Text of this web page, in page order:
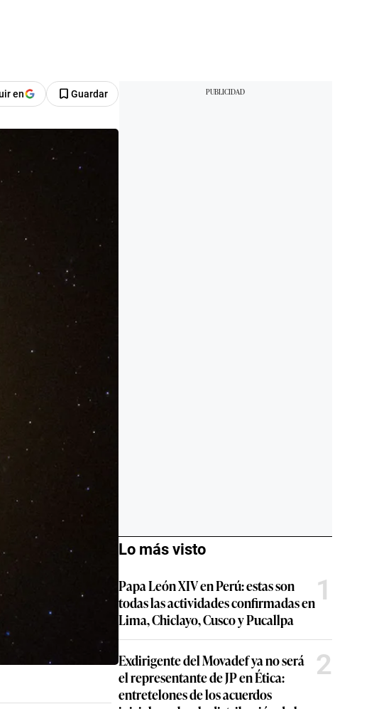
en Guardar
Lo más visto
Papa León XIV en Perú: estas son
todas las actividades confirmadas en
Lima, Chiclayo, Cusco y Pucallpa
1
Exdirigente del Movadef ya no será
el representante de JP en Ética:
entretelones de los acuerdos
2